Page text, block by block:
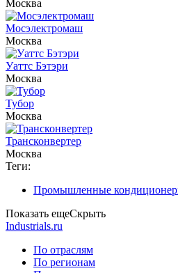
Москва
Мосэлектромаш
Москва
Уаттс Бэтэри
Москва
Тубор
Москва
Трансконвертер
Москва
Теги:
Промышленные
Показать ещеСкрыть
Industrials.ru
По отраслям
По регионам